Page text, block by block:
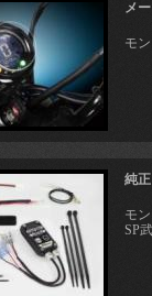
メ
モ
純
モ
SP